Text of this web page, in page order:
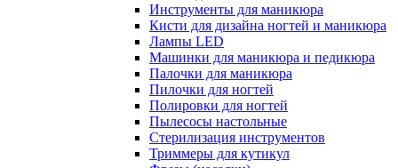
Инструменты для маникюра
Кисти для дизайна ногтей и маникюра
Лампы LED
Машинки для маникюра и педикюра
Палочки для маникюра
Пилочки для ногтей
Полировки для ногтей
Пылесосы настольные
Стерилизация инструментов
Триммеры для кутикул